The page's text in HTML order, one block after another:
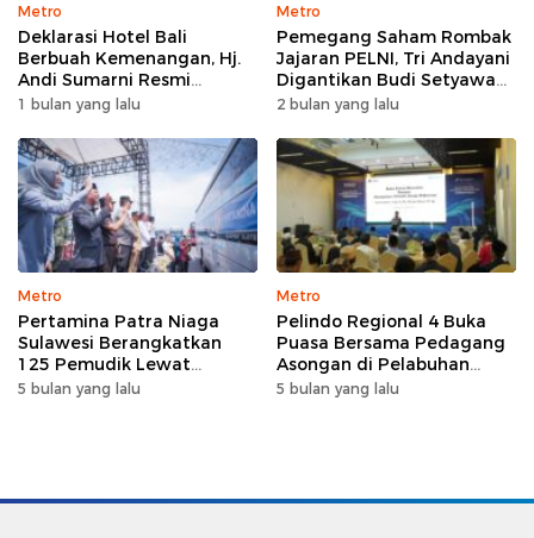
Metro
Deklarasi Hotel Bali
Berbuah Kemenangan, Hj.
Andi Sumarni Resmi
Nahkodai DPW FK PKBM
1 bulan yang lalu
Metro
Pemegang Saham Rombak
Jajaran PELNI, Tri Andayani
Digantikan Budi Setyawan
Wijaya sebagai Dirut
2 bulan yang lalu
Metro
Pertamina Patra Niaga
Sulawesi Berangkatkan
125 Pemudik Lewat
Program Mudik Gratis
5 bulan yang lalu
Metro
Pelindo Regional 4 Buka
Puasa Bersama Pedagang
Asongan di Pelabuhan
Makassar, Perkuat
5 bulan yang lalu